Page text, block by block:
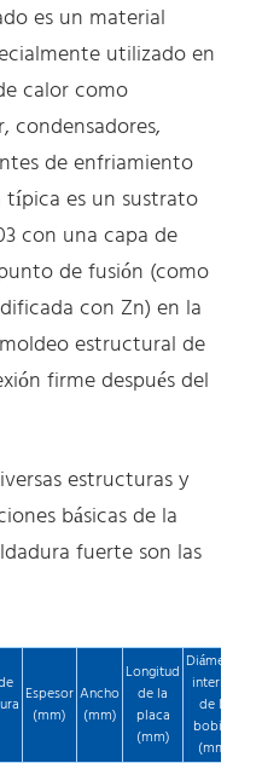
es un material
utilizado en
calor como
condensadores,
de enfriamiento
es un sustrato
con una capa de
de fusión (como
con Zn) en la
estructural de
firme después del
estructuras y
básicas de la
fuerte son las
Espesor
(mm)
Ancho
(mm)
Longitud
de la
placa
(mm)
Diámetro
interior
de la
bobina
(mm)